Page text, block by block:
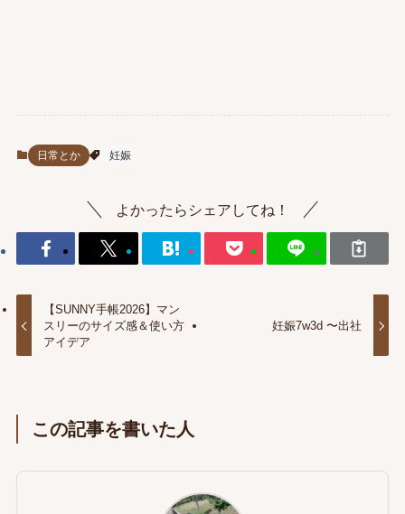
日常とか 妊娠
よかったらシェアしてね！
【SUNNY手帳2026】マン
スリーのサイズ感＆使い方
アイデア
妊娠7w3d 〜出社
この記事を書いた人